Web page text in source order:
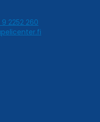
9 2252 260